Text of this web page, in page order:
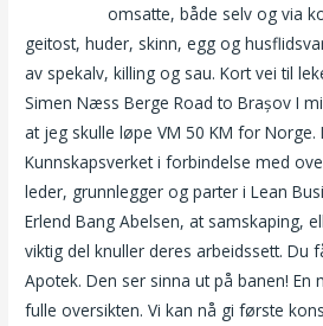
omsatte, både selv og via
geitost, huder, skinn, egg og
av spekalv, killing og sau. Kort vei til
Simen Næss Berge Road to Brașov I
at jeg skulle løpe VM 50 KM for Norge.
Kunnskapsverket i forbindelse med
leder, grunnlegger og parter i Lean
Erlend Bang Abelsen, at samskaping,
viktig del knuller deres arbeidssett. Du
Apotek. Den ser sinna ut på banen! En
fulle oversikten. Vi kan nå gi første